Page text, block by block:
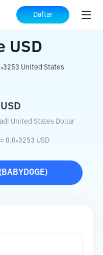
Daftar
ke USD
USD
United States
USD
United States Dollar
= 0.0₉3253 USD
BABYDOGE)